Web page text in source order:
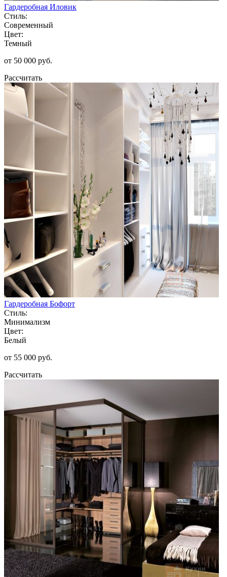
Гардеробная Иловик
Стиль:
Современный
Цвет:
Темный
от 50 000 руб.
Рассчитать
Гардеробная Бофорт
Стиль:
Минимализм
Цвет:
Белый
от 55 000 руб.
Рассчитать